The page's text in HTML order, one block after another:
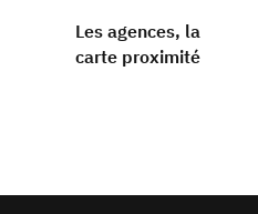
Les agences, la
carte proximité